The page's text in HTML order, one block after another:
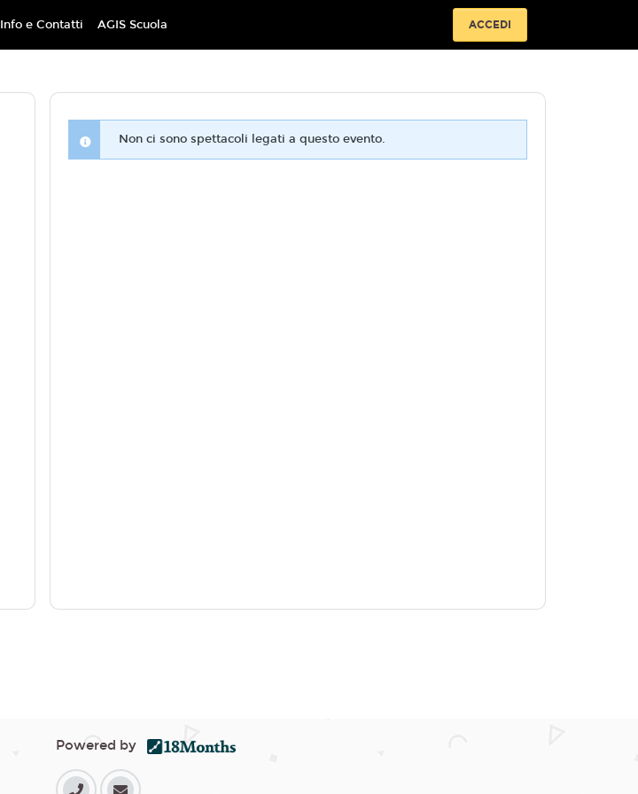
Info e Contatti AGIS Scuola ACCEDI
Non ci sono spettacoli legati a questo evento.
Powered by